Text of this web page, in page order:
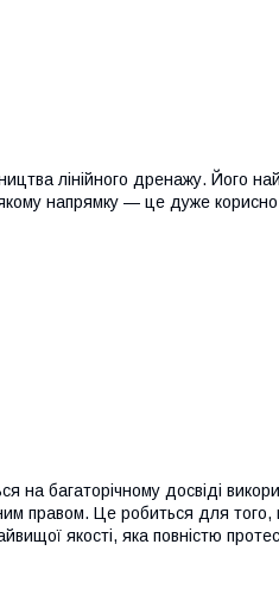
лінійного дренажу. Його
напрямку — це дуже
багаторічному досвіді
правом. Це робиться для
якості, яка повністю